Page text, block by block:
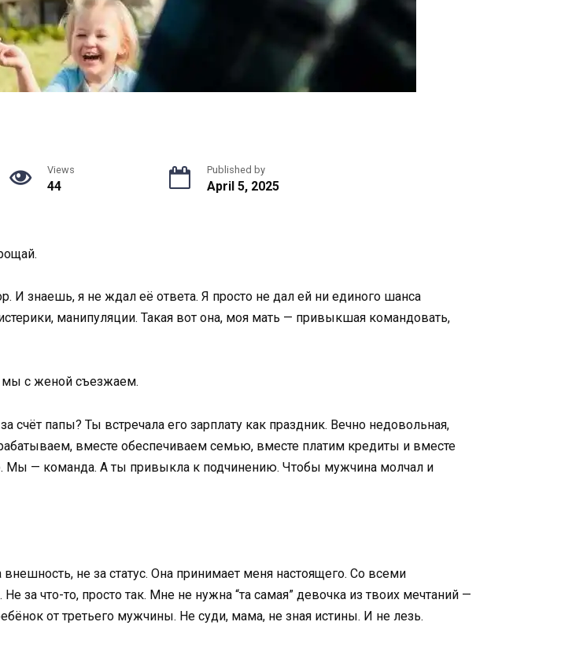
Views
44
Published by
April 5, 2025
И знаешь, я не ждал её ответа. Я просто не дал ей ни единого шанса
манипуляции. Такая вот она, моя мать — привыкшая командовать,
мы с женой съезжаем.
папы? Ты встречала его зарплату как праздник. Вечно недовольная,
вместе обеспечиваем семью, вместе платим кредиты и вместе
Мы — команда. А ты привыкла к подчинению. Чтобы мужчина молчал и
не за статус. Она принимает меня настоящего. Со всеми
что-то, просто так. Мне не нужна “та самая” девочка из твоих мечтаний —
от третьего мужчины. Не суди, мама, не зная истины. И не лезь.